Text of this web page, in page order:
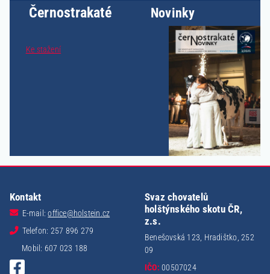
Černostrakaté Novinky
Ke stažení
Kontakt
E-mail:office@holstein.cz
Telefon: 257 896 279
Mobil: 607 023 188
Svaz chovatelů
holštýnského skotu ČR,
z.s.
Benešovská 123, Hradištko, 252
09
IČO: 00507024